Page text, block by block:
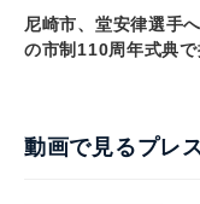
尼崎市、堂安律選手
の市制110周年式典で
動画で見るプレ